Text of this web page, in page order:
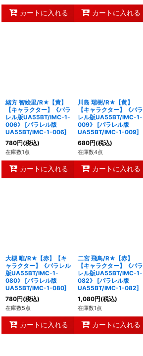
カートに入れる カートに入れる
緒方 智絵里/R★【黄】
【キャラクター】《パラ
レル版UA55BT/IMC-1-
006》
[パラレル版
UA55BT/IMC-1-006]
780円(税込)
在庫数1点
カートに入れる
川島 瑞樹/R★【黄】
【キャラクター】《パラ
レル版UA55BT/IMC-1-
009》
[パラレル版
UA55BT/IMC-1-009]
680円(税込)
在庫数4点
カートに入れる
大槻 唯/R★【赤】【キ
ャラクター】《パラレル
版UA55BT/IMC-1-
080》
[パラレル版
UA55BT/IMC-1-080]
780円(税込)
在庫数5点
カートに入れる
二宮 飛鳥/R★【赤】
【キャラクター】《パラ
レル版UA55BT/IMC-1-
082》
[パラレル版
UA55BT/IMC-1-082]
1,080円(税込)
在庫数1点
カートに入れる